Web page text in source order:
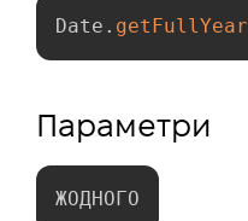
Date . getFullYear
Параметри
ЖОДНОГО